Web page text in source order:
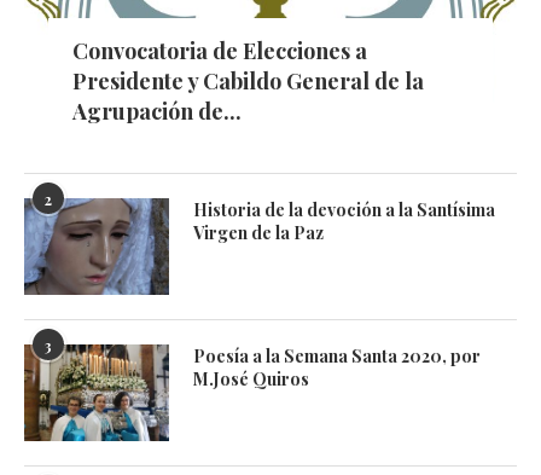
Convocatoria de Elecciones a
Presidente y Cabildo General de la
Agrupación de...
2
Historia de la devoción a la Santísima
Virgen de la Paz
3
Poesía a la Semana Santa 2020, por
M.José Quiros